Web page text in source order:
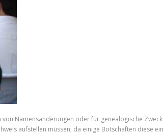
Namensänderungen oder für genealogische
aufstellen müssen, da einige Botschaften diese